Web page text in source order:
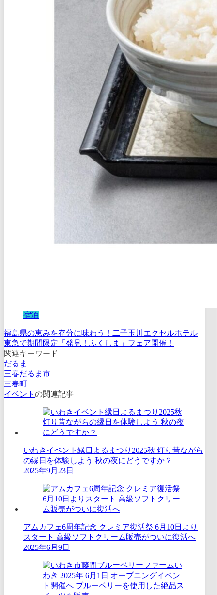
宿泊
福島県の恵みを存分に味わう！二子玉川エクセルホテル
東急で期間限定「発見！ふくしま」フェア開催！
関連キーワード
だるま
三春だるま市
三春町
イベント の関連記事
いわきイベント縁日よるまつり2025秋 灯り昔ながら
の縁日を体験しよう 秋の夜にどうですか？
2025年9月23日
アムカフェ6周年記念 クレミア復活祭 6月10日より
スタート 高級ソフトクリーム販売がついに復活へ
2025年6月9日